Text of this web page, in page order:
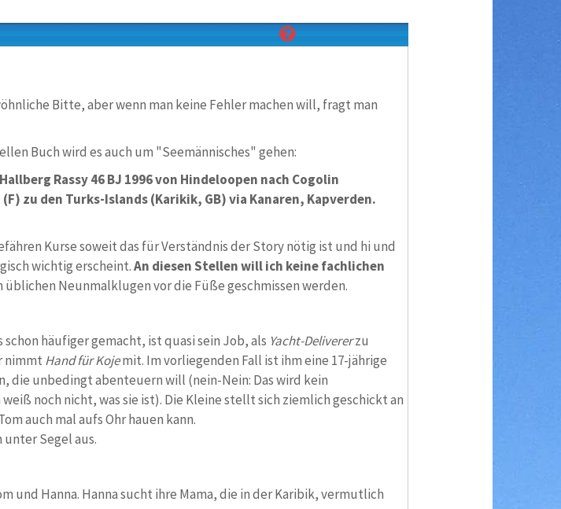
Bitte, aber wenn man keine Fehler machen will, fragt man
Buch wird es auch um "Seemännisches" gehen:
Rassy 46 BJ 1996 von Hindeloopen nach Cogolin
zu den Turks-Islands (Karikik, GB) via Kanaren, Kapverden.
Kurse soweit das für Verständnis der Story nötig ist und hi und
wichtig erscheint.An diesen Stellen will ich keine fachlichen
üblichen Neunmalklugen vor die Füße geschmissen werden.
häufiger gemacht, ist quasi sein Job, als Yacht-Delivererzu
nimmt Hand für Kojemit. Im vorliegenden Fall ist ihm eine 17-jährige
die unbedingt abenteuern will (nein-Nein: Das wird kein
noch nicht, was sie ist). Die Kleine stellt sich ziemlich geschickt an
auch mal aufs Ohr hauen kann.
unter Segel aus.
und Hanna. Hanna sucht ihre Mama, die in der Karibik, vermutlich